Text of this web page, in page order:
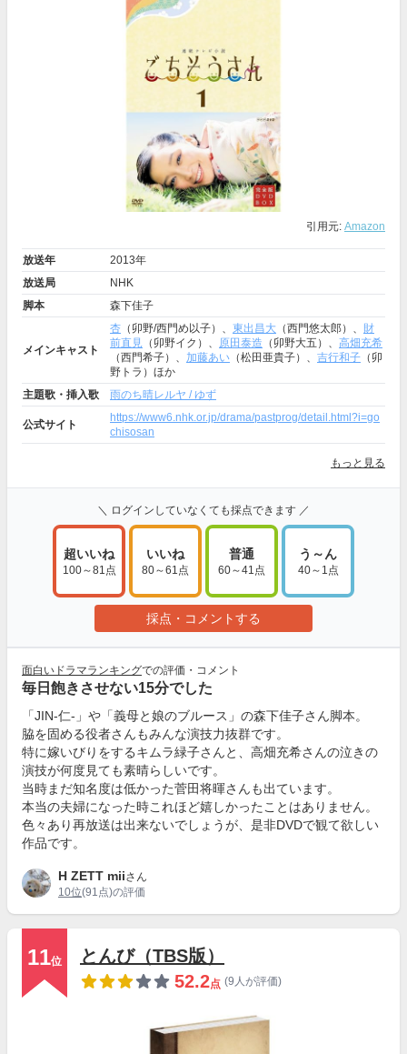
引用元: Amazon
放送年
2013年
放送局
NHK
脚本
森下佳子
メインキャスト
杏 （卯野/西門め以子）、 東出昌大 （西門悠太郎）、 財
前直見 （卯野イク）、 原田泰造 （卯野大五）、 高畑充希
（西門希子）、 加藤あい （松田亜貴子）、 吉行和子 （卯
野トラ）ほか
主題歌・挿入歌
雨のち晴レルヤ / ゆず
公式サイト
https://www6.nhk.or.jp/drama/pastprog/detail.html?i=go
chisosan
もっと見る
＼ ログインしていなくても採点できます ／
超いいね
100～81点
いいね
80～61点
普通
60～41点
う～ん
40～1点
採点・コメントする
面白いドラマランキングでの評価・コメント
毎日飽きさせない15分でした
「JIN-仁-」や「義母と娘のブルース」の森下佳子さん脚本。
脇を固める役者さんもみんな演技力抜群です。
特に嫁いびりをするキムラ緑子さんと、高畑充希さんの泣きの
演技が何度見ても素晴らしいです。
当時まだ知名度は低かった菅田将暉さんも出ています。
本当の夫婦になった時これほど嬉しかったことはありません。
色々あり再放送は出来ないでしょうが、是非DVDで観て欲しい
作品です。
H ZETT miiさん
10位(91点)の評価
11位
とんび（TBS版）
52.2点 (9人が評価)